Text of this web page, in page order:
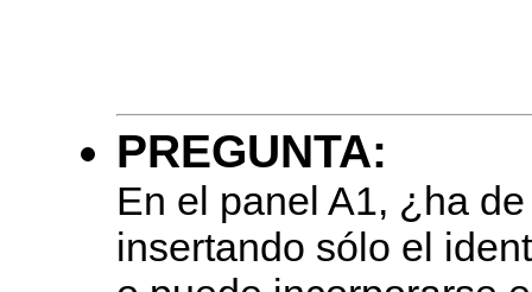
PREGUNTA:
En el panel A1, ¿ha
insertando sólo el